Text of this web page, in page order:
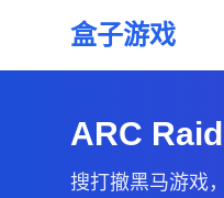
盒子游戏
ARC
搜打撤黑马游戏